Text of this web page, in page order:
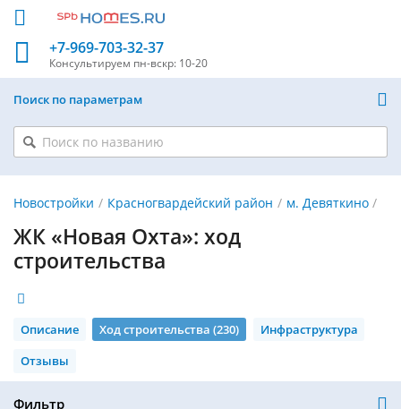
+7-969-703-32-37
Консультируем пн-вскр: 10-20
Поиск по параметрам
Новостройки Красногвардейский район м. Девяткино
ЖК «Новая Охта»: ход
строительства
Описание Ход строительства (230)
Инфраструктура
Отзывы
Фильтр